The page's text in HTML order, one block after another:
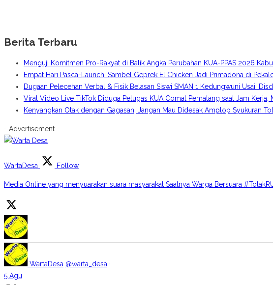
Berita Terbaru
Menguji Komitmen Pro-Rakyat di Balik Angka Perubahan KUA-PPAS 2026
Empat Hari Pasca-Launch: Sambel Geprek El Chicken Jadi Primadona di
Dugaan Pelecehan Verbal & Fisik Belasan Siswi SMAN 1 Kedungwuni Usai:
Viral Video Live TikTok Diduga Petugas KUA Comal Pemalang saat Jam Kerja,
Kenyangkan Otak dengan Gagasan, Jangan Mau Didesak Amplop Syukuran
- Advertisement -
WartaDesa Follow
Media Online yang menyuarakan suara masyarakat Saatnya Warga Bersuara
WartaDesa @warta_desa ·
5 Agu